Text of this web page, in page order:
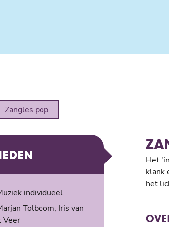
Zangles pop
Het
klank
het
individueel
Tolboom, Iris van
Veer